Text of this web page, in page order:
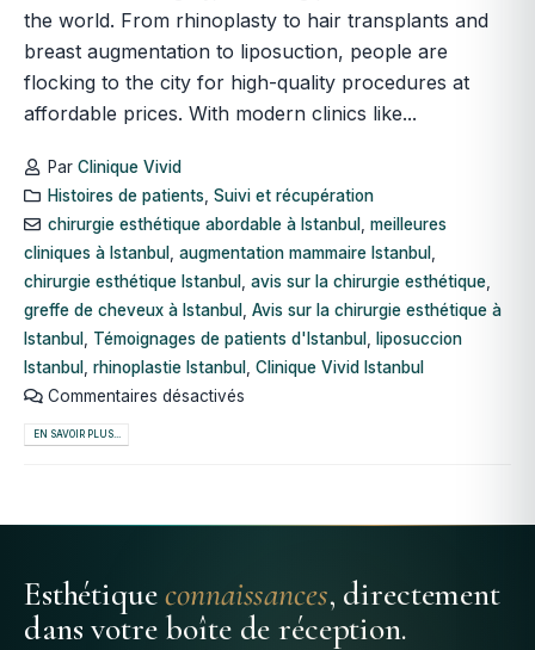
the world. From rhinoplasty to hair transplants and
breast augmentation to liposuction, people are
flocking to the city for high-quality procedures at
affordable prices. With modern clinics like...
Par Clinique Vivid
Histoires de patients, Suivi et récupération
chirurgie esthétique abordable à Istanbul, meilleures
cliniques à Istanbul augmentation mammaire Istanbul
chirurgie esthétique Istanbul avis sur la chirurgie esthétique
greffe de cheveux à Istanbul Avis sur la chirurgie esthétique à
Istanbul Témoignages de patients d'Istanbul liposuccion
Istanbul rhinoplastie Istanbul Clinique Vivid Istanbul
Commentaires désactivés
EN SAVOIR PLUS...
Esthétiqueconnaissances, directement
dans votre boîte de réception.